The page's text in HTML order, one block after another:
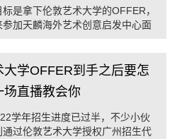
是拿下伦敦艺术大学的OFFER，
参加天麟海外艺术创意启发中心面
大学OFFER到手之后要怎
场直播教会你
学年招生进度已过半，不少小伙
通过伦敦艺术大学授权广州招生代